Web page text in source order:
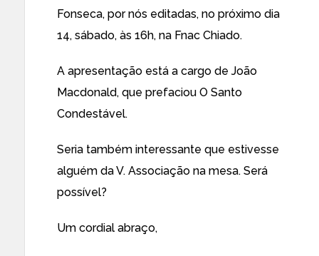
Fonseca, por nós editadas, no próximo dia
14, sábado, às 16h, na Fnac Chiado.
A apresentação está a cargo de João
Macdonald, que prefaciou O Santo
Condestável.
Seria também interessante que estivesse
alguém da V. Associação na mesa. Será
possível?
Um cordial abraço,